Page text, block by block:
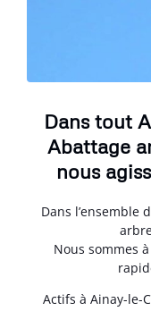
Dans tout
Abattage
nous
Dans l’ensemble
Nous sommes
Actifs à Ainay-le-